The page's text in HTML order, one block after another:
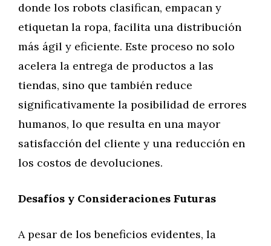
donde los robots clasifican, empacan y
etiquetan la ropa, facilita una distribución
más ágil y eficiente. Este proceso no solo
acelera la entrega de productos a las
tiendas, sino que también reduce
significativamente la posibilidad de errores
humanos, lo que resulta en una mayor
satisfacción del cliente y una reducción en
los costos de devoluciones.
Desafíos y Consideraciones Futuras
A pesar de los beneficios evidentes, la